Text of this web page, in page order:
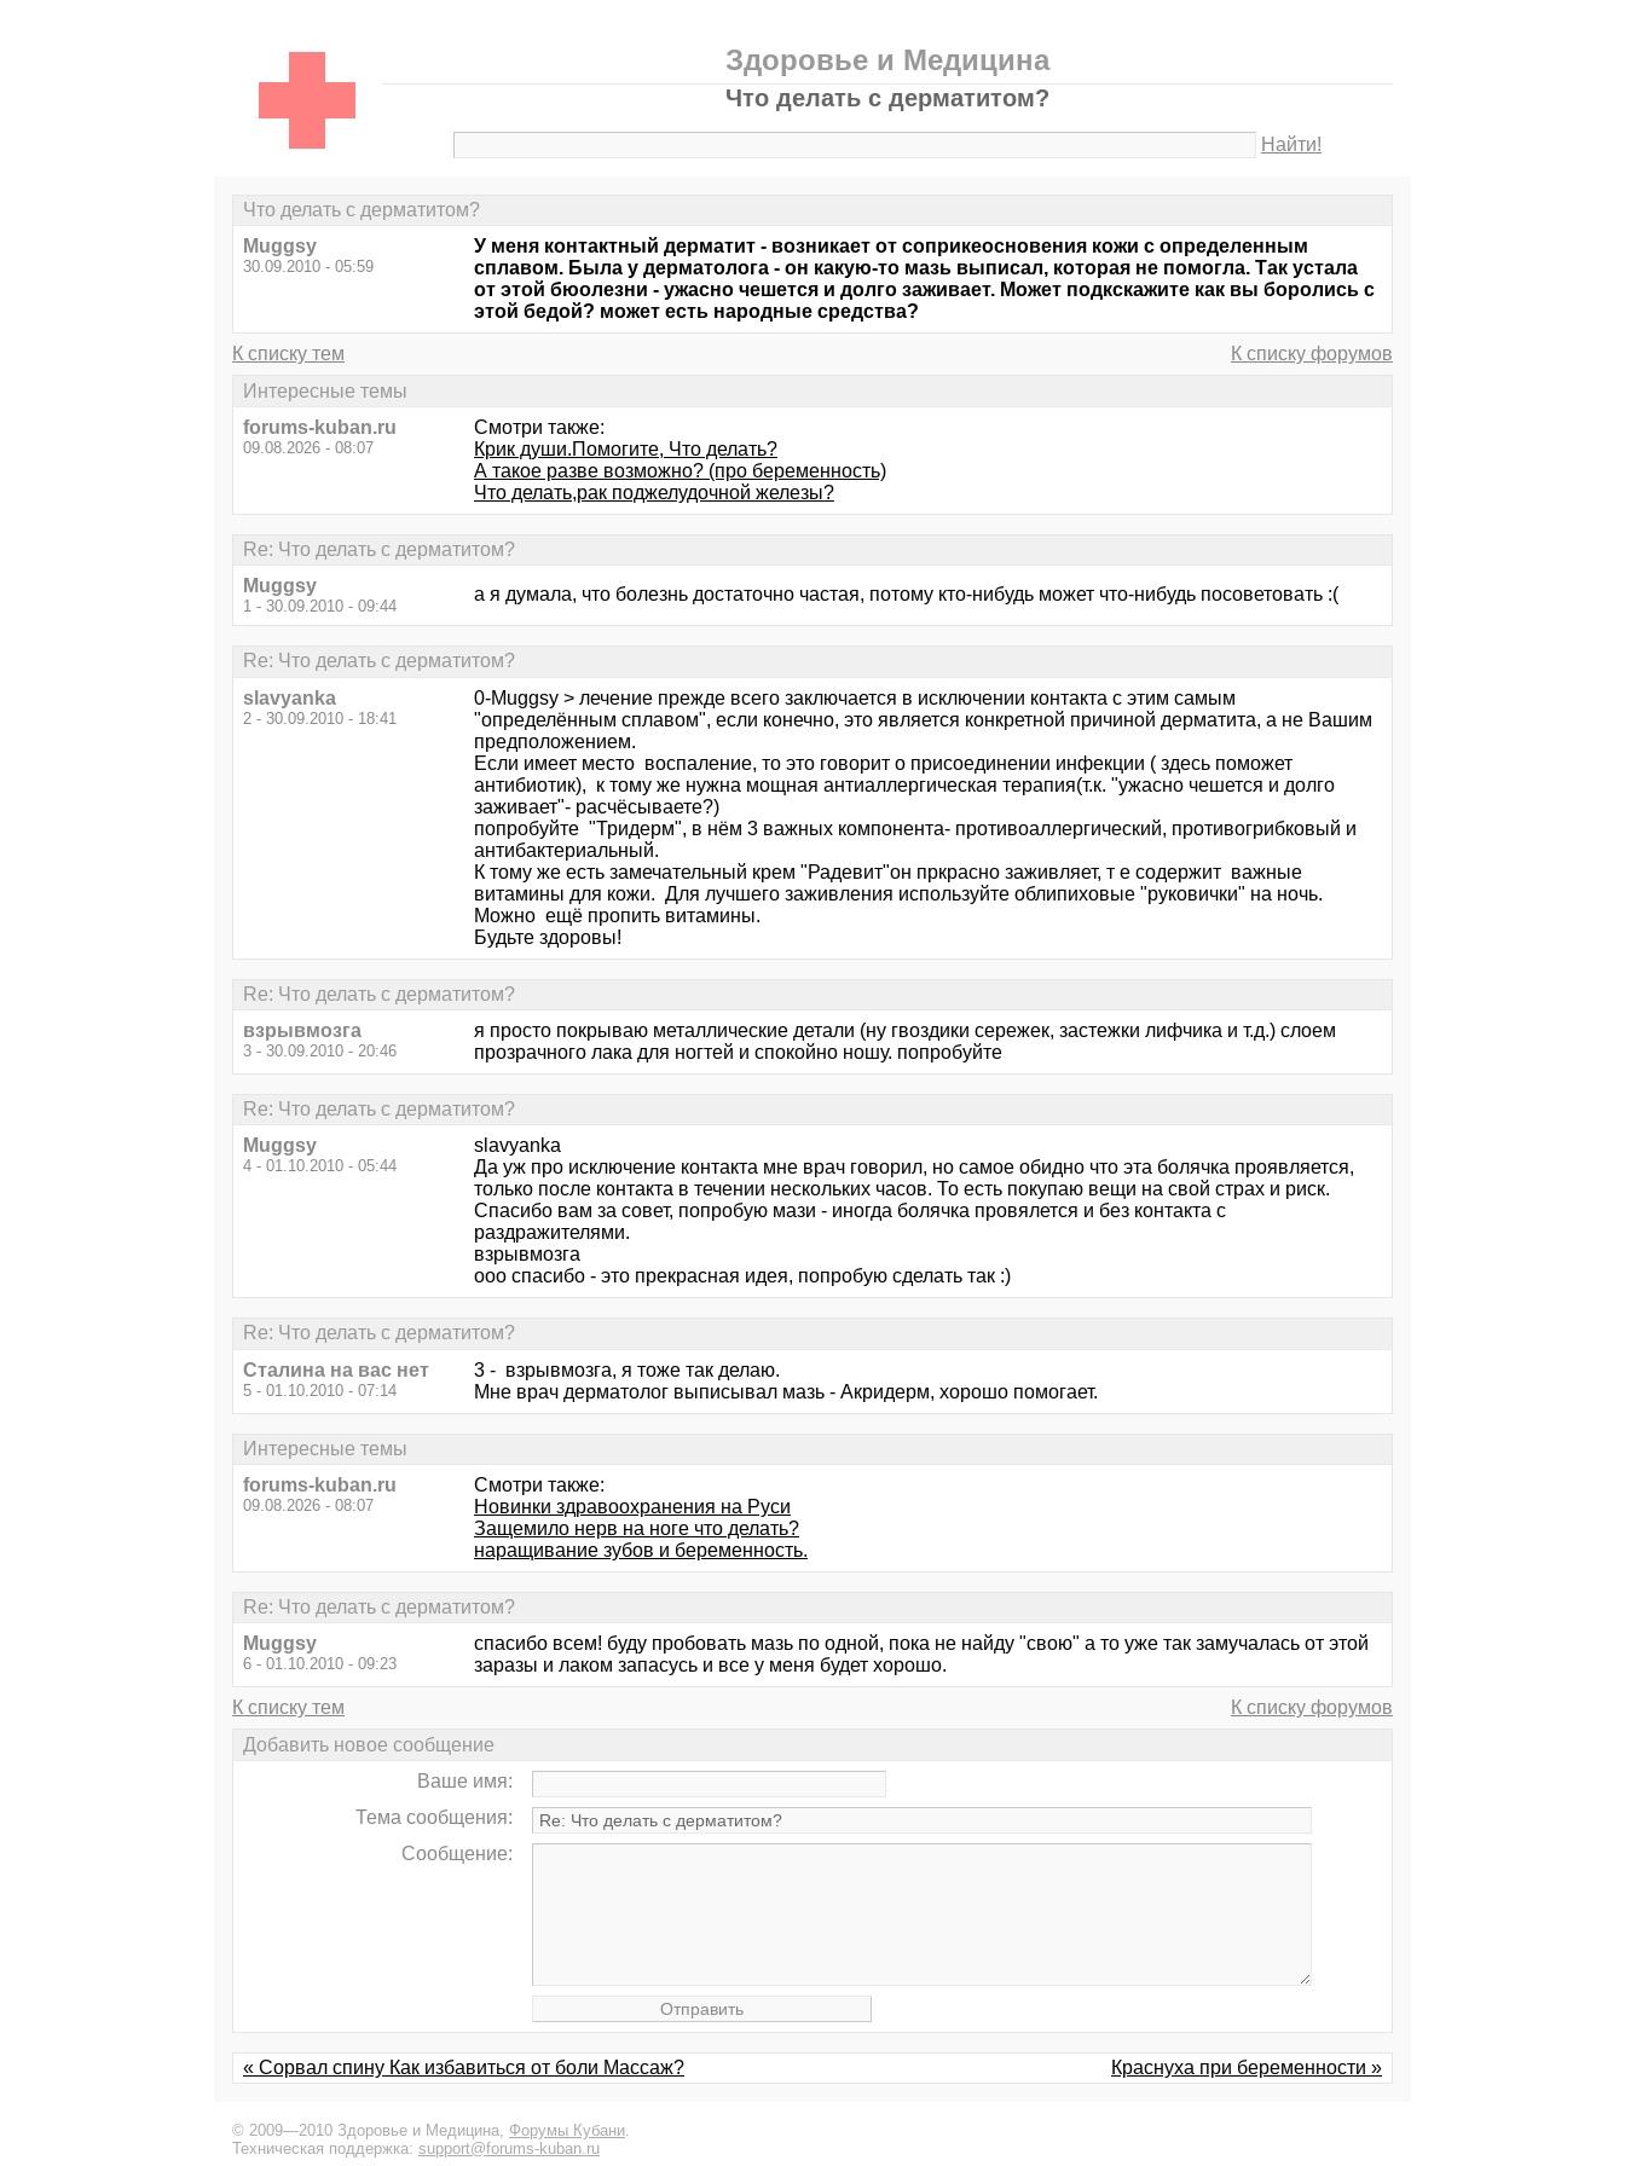
Здоровье и Медицина
Что делать с дерматитом?
Найти!
Что делать с дерматитом?
Muggsy
30.09.2010 - 05:59
У меня контактный дерматит - возникает от соприкеосновения кожи с определенным
сплавом. Была у дерматолога - он какую-то мазь выписал, которая не помогла. Так устала
от этой бюолезни - ужасно чешется и долго заживает. Может подкскажите как вы боролись с
этой бедой? может есть народные средства?
К списку тем
К списку форумов
Интересные темы
forums-kuban.ru
09.08.2026 - 08:07
Смотри также:
Крик души.Помогите, Что делать?
А такое разве возможно? (про беременность)
Что делать,рак поджелудочной железы?
Re: Что делать с дерматитом?
Muggsy
1 - 30.09.2010 - 09:44
а я думала, что болезнь достаточно частая, потому кто-нибудь может что-нибудь посоветовать :(
Re: Что делать с дерматитом?
slavyanka
2 - 30.09.2010 - 18:41
0-Muggsy > лечение прежде всего заключается в исключении контакта с этим самым
"определённым сплавом", если конечно, это является конкретной причиной дерматита, а не Вашим
предположением.
Если имеет место воспаление, то это говорит о присоединении инфекции ( здесь поможет
антибиотик), к тому же нужна мощная антиаллергическая терапия(т.к. "ужасно чешется и долго
заживает"- расчёсываете?)
попробуйте "Тридерм", в нём 3 важных компонента- противоаллергический, противогрибковый и
антибактериальный.
К тому же есть замечательный крем "Радевит"он пркрасно заживляет, т е содержит важные
витамины для кожи. Для лучшего заживления используйте облипиховые "руковички" на ночь.
Можно ещё пропить витамины.
Будьте здоровы!
Re: Что делать с дерматитом?
взрывмозга
3 - 30.09.2010 - 20:46
я просто покрываю металлические детали (ну гвоздики сережек, застежки лифчика и т.д.) слоем
прозрачного лака для ногтей и спокойно ношу. попробуйте
Re: Что делать с дерматитом?
Muggsy
4 - 01.10.2010 - 05:44
slavyanka
Да уж про исключение контакта мне врач говорил, но самое обидно что эта болячка проявляется,
только после контакта в течении нескольких часов. То есть покупаю вещи на свой страх и риск.
Спасибо вам за совет, попробую мази - иногда болячка провялется и без контакта с
раздражителями.
взрывмозга
ооо спасибо - это прекрасная идея, попробую сделать так :)
Re: Что делать с дерматитом?
Сталина на вас нет
5 - 01.10.2010 - 07:14
3 - взрывмозга, я тоже так делаю.
Мне врач дерматолог выписывал мазь - Акридерм, хорошо помогает.
Интересные темы
forums-kuban.ru
09.08.2026 - 08:07
Смотри также:
Новинки здравоохранения на Руси
Защемило нерв на ноге что делать?
наращивание зубов и беременность.
Re: Что делать с дерматитом?
Muggsy
6 - 01.10.2010 - 09:23
спасибо всем! буду пробовать мазь по одной, пока не найду "свою" а то уже так замучалась от этой
заразы и лаком запасусь и все у меня будет хорошо.
К списку тем
К списку форумов
Добавить новое сообщение
Ваше имя:
Тема сообщения:
Сообщение:
« Сорвал спину Как избавиться от боли Массаж? Краснуха при беременности »
© 2009—2010 Здоровье и Медицина, Форумы Кубани
Техническая поддержка: support@forums-kuban.ru